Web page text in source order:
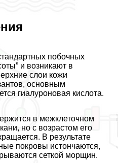
побочных
и возникают в
слои кожи
основным
гиалуроновая кислота.
в межклеточном
но с возрастом его
В результате
покровы истончаются,
сеткой морщин.